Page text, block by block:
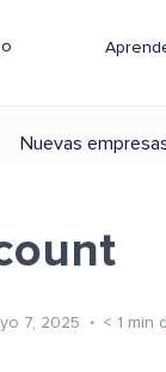
Nuevas
7, 2025 < 1 min